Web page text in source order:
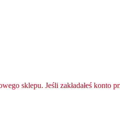
sklepu. Jeśli zakładałeś konto